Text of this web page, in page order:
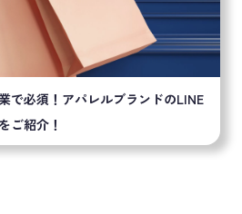
で必須！アパレルブランドのLINE
ご紹介！